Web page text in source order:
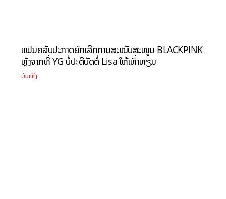
ແຟນຄລັບປະກາດຍົກເລີກການສະໜັບສະໜູນ BLACKPINK
ຫຼັງຈາກທີ່ YG ບໍ່ປະຕິບັດຕໍ່ Lisa ໃຫ້ເທົ່າທຽມ
ບັນເທີງ